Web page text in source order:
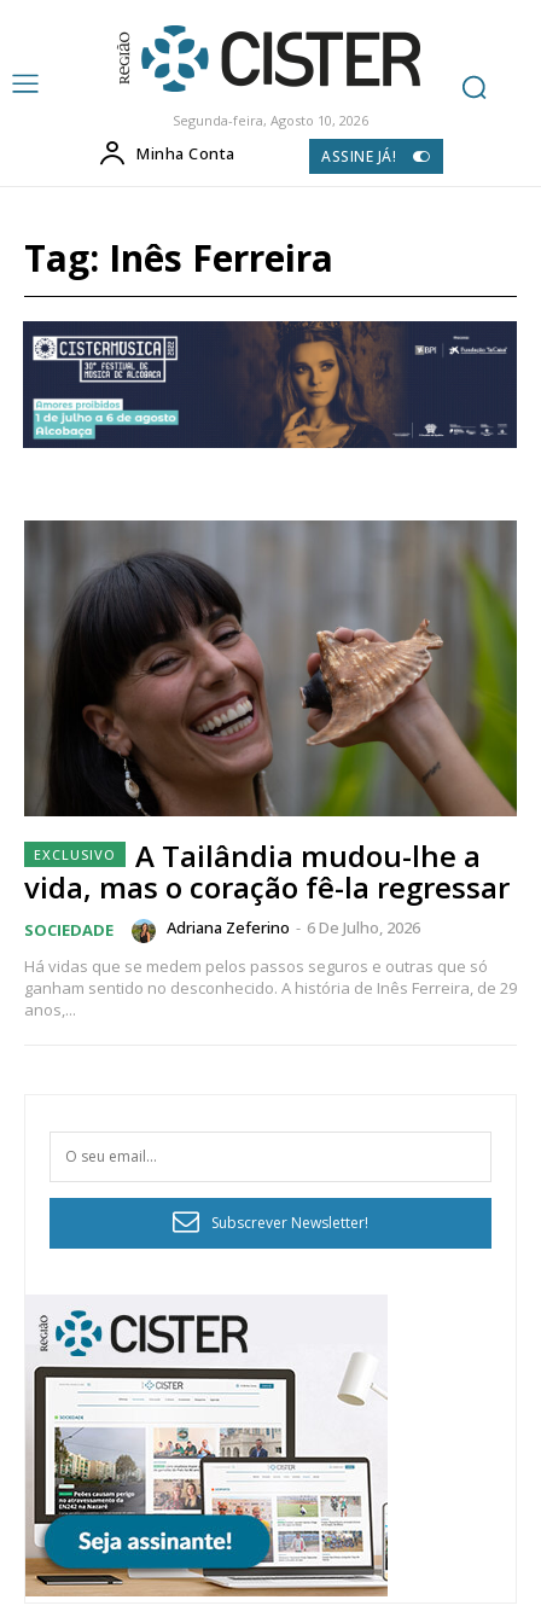
Segunda-feira, Agosto 10, 2026
Minha Conta ASSINE JÁ!
Tag: Inês Ferreira
A Tailândia mudou-lhe a
vida, mas o coração fê-la regressar
SOCIEDADE Adriana Zeferino - 6 De Julho, 2026
Há vidas que se medem pelos passos seguros e outras que só
ganham sentido no desconhecido. A história de Inês Ferreira, de 29
anos,...
Subscrever Newsletter!